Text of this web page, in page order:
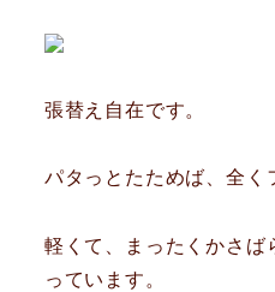
張替え自在です。
パタっとたためば、全く
軽くて、まったくかさば
っています。